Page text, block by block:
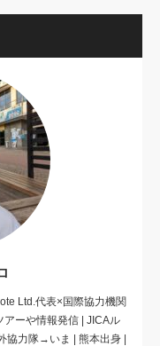
Ltd.代表×国際協力機関
ーや情報発信 | JICAル
協力隊→いま | 熊本出身 |